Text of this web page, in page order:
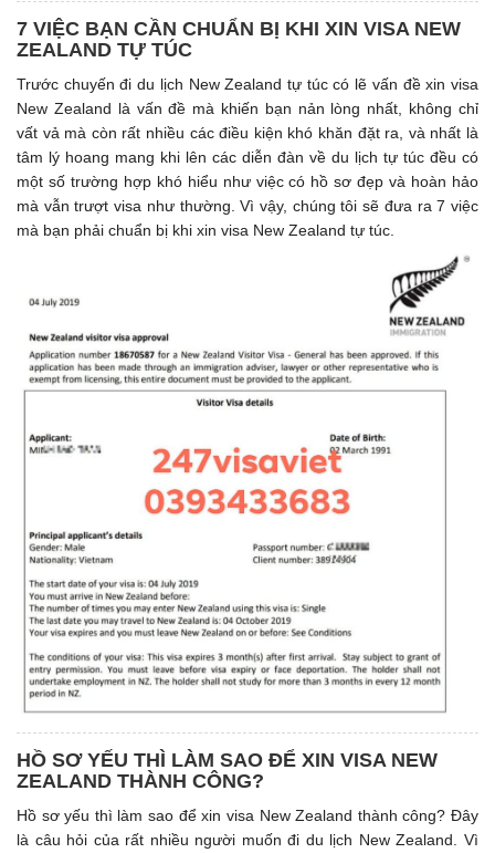
7 VIỆC BẠN CẦN CHUẨN BỊ KHI XIN VISA NEW
ZEALAND TỰ TÚC
Trước chuyến đi du lịch New Zealand tự túc có lẽ vấn đề xin visa
New Zealand là vấn đề mà khiến bạn nản lòng nhất, không chỉ
vất vả mà còn rất nhiều các điều kiện khó khăn đặt ra, và nhất là
tâm lý hoang mang khi lên các diễn đàn về du lịch tự túc đều có
một số trường hợp khó hiểu như việc có hồ sơ đẹp và hoàn hảo
mà vẫn trượt visa như thường. Vì vậy, chúng tôi sẽ đưa ra 7 việc
mà bạn phải chuẩn bị khi xin visa New Zealand tự túc.
HỒ SƠ YẾU THÌ LÀM SAO ĐỂ XIN VISA NEW
ZEALAND THÀNH CÔNG?
Hồ sơ yếu thì làm sao để xin visa New Zealand thành công? Đây
là câu hỏi của rất nhiều người muốn đi du lịch New Zealand. Vì